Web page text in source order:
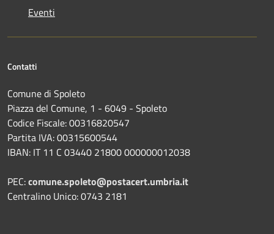
Eventi
Contatti
Comune di Spoleto
Piazza del Comune, 1 - 6049 - Spoleto
Codice Fiscale: 00316820547
Partita IVA: 00315600544
IBAN: IT 11 C 03440 21800 000000012038
PEC:comune.spoleto@postacert.umbria.it
Centralino Unico: 0743 2181